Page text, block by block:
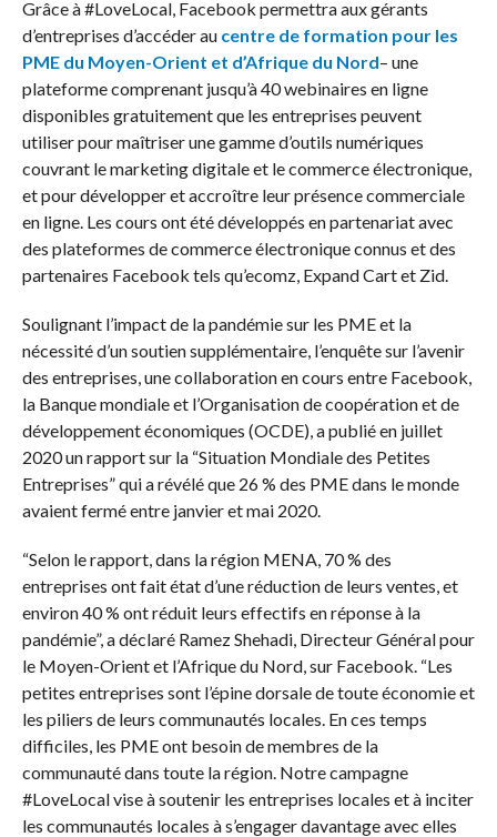
Grâce à #LoveLocal, Facebook permettra aux gérants
d’entreprises d’accéder au centre de formation pour les
PME du Moyen-Orient et d’Afrique du Nord– une
plateforme comprenant jusqu’à 40 webinaires en ligne
disponibles gratuitement que les entreprises peuvent
utiliser pour maîtriser une gamme d’outils numériques
couvrant le marketing digitale et le commerce électronique,
et pour développer et accroître leur présence commerciale
en ligne. Les cours ont été développés en partenariat avec
des plateformes de commerce électronique connus et des
partenaires Facebook tels qu’ecomz, Expand Cart et Zid.
Soulignant l’impact de la pandémie sur les PME et la
nécessité d’un soutien supplémentaire, l’enquête sur l’avenir
des entreprises, une collaboration en cours entre Facebook,
la Banque mondiale et l’Organisation de coopération et de
développement économiques (OCDE), a publié en juillet
2020 un rapport sur la “Situation Mondiale des Petites
Entreprises” qui a révélé que 26 % des PME dans le monde
avaient fermé entre janvier et mai 2020.
“Selon le rapport, dans la région MENA, 70 % des
entreprises ont fait état d’une réduction de leurs ventes, et
environ 40 % ont réduit leurs effectifs en réponse à la
pandémie”, a déclaré Ramez Shehadi, Directeur Général pour
le Moyen-Orient et l’Afrique du Nord, sur Facebook. “Les
petites entreprises sont l’épine dorsale de toute économie et
les piliers de leurs communautés locales. En ces temps
difficiles, les PME ont besoin de membres de la
communauté dans toute la région. Notre campagne
#LoveLocal vise à soutenir les entreprises locales et à inciter
les communautés locales à s’engager davantage avec elles